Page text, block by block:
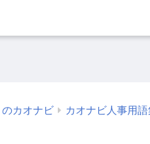
カオナビ カオナビ人事用語